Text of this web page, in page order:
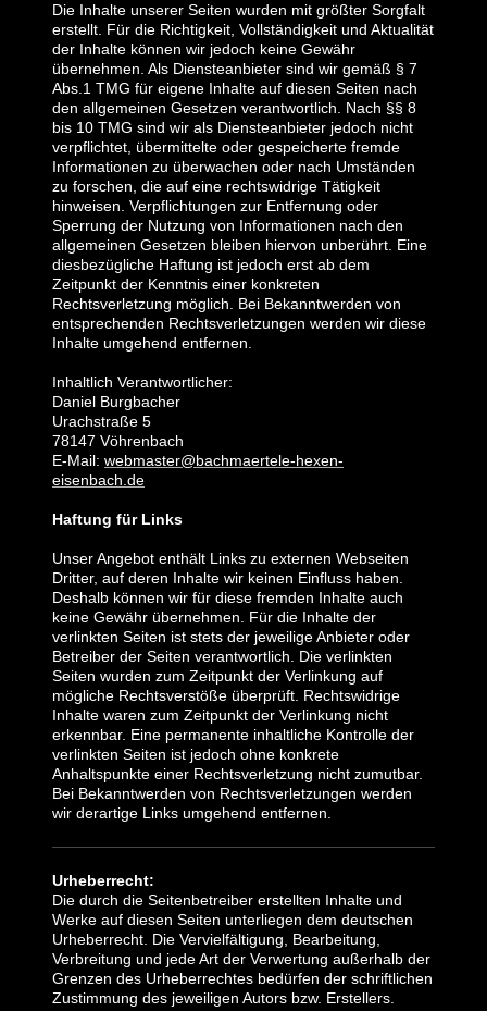
Die Inhalte unserer Seiten wurden mit größter Sorgfalt
erstellt. Für die Richtigkeit, Vollständigkeit und Aktualität
der Inhalte können wir jedoch keine Gewähr
übernehmen. Als Diensteanbieter sind wir gemäß § 7
Abs.1 TMG für eigene Inhalte auf diesen Seiten nach
den allgemeinen Gesetzen verantwortlich. Nach §§ 8
bis 10 TMG sind wir als Diensteanbieter jedoch nicht
verpflichtet, übermittelte oder gespeicherte fremde
Informationen zu überwachen oder nach Umständen
zu forschen, die auf eine rechtswidrige Tätigkeit
hinweisen. Verpflichtungen zur Entfernung oder
Sperrung der Nutzung von Informationen nach den
allgemeinen Gesetzen bleiben hiervon unberührt. Eine
diesbezügliche Haftung ist jedoch erst ab dem
Zeitpunkt der Kenntnis einer konkreten
Rechtsverletzung möglich. Bei Bekanntwerden von
entsprechenden Rechtsverletzungen werden wir diese
Inhalte umgehend entfernen.
Inhaltlich Verantwortlicher:
Daniel Burgbacher
Urachstraße 5
78147 Vöhrenbach
E-Mail: webmaster@bachmaertele-hexen-
eisenbach.de
Haftung für Links
Unser Angebot enthält Links zu externen Webseiten
Dritter, auf deren Inhalte wir keinen Einfluss haben.
Deshalb können wir für diese fremden Inhalte auch
keine Gewähr übernehmen. Für die Inhalte der
verlinkten Seiten ist stets der jeweilige Anbieter oder
Betreiber der Seiten verantwortlich. Die verlinkten
Seiten wurden zum Zeitpunkt der Verlinkung auf
mögliche Rechtsverstöße überprüft. Rechtswidrige
Inhalte waren zum Zeitpunkt der Verlinkung nicht
erkennbar. Eine permanente inhaltliche Kontrolle der
verlinkten Seiten ist jedoch ohne konkrete
Anhaltspunkte einer Rechtsverletzung nicht zumutbar.
Bei Bekanntwerden von Rechtsverletzungen werden
wir derartige Links umgehend entfernen.
Urheberrecht:
Die durch die Seitenbetreiber erstellten Inhalte und
Werke auf diesen Seiten unterliegen dem deutschen
Urheberrecht. Die Vervielfältigung, Bearbeitung,
Verbreitung und jede Art der Verwertung außerhalb der
Grenzen des Urheberrechtes bedürfen der schriftlichen
Zustimmung des jeweiligen Autors bzw. Erstellers.